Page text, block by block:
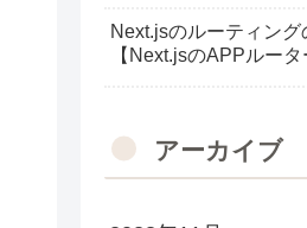
Next.jsのルーティン
【Next.jsのAPPルー
アーカイブ